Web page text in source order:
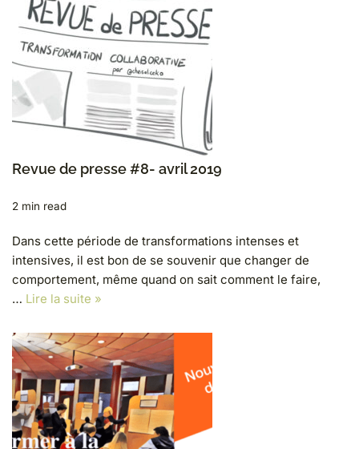
Revue de presse #8- avril 2019
2 min read
Dans cette période de transformations intenses et
intensives, il est bon de se souvenir que changer de
comportement, même quand on sait comment le faire,
… Lire la suite »